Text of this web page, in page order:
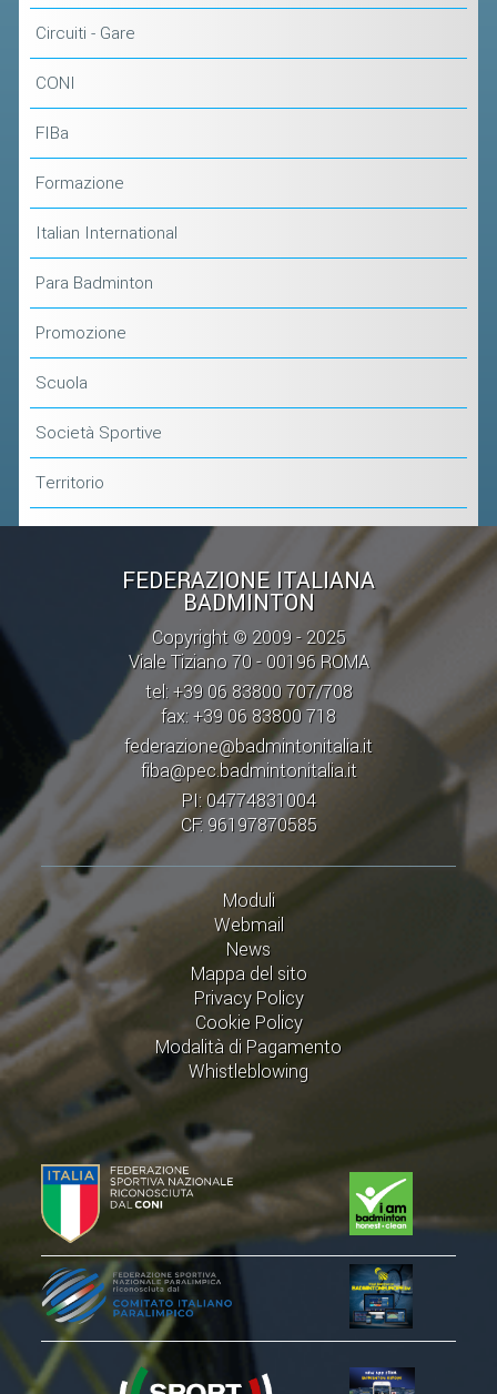
Circuiti - Gare
CONI
FIBa
Formazione
Italian International
Para Badminton
Promozione
Scuola
Società Sportive
Territorio
FEDERAZIONE ITALIANA
BADMINTON
Copyright © 2009 - 2025
Viale Tiziano 70 - 00196 ROMA
tel: +39 06 83800 707/708
fax: +39 06 83800 718
federazione@badmintonitalia.it
fiba@pec.badmintonitalia.it
PI: 04774831004
CF: 96197870585
Moduli
Webmail
News
Mappa del sito
Privacy Policy
Cookie Policy
Modalità di Pagamento
Whistleblowing